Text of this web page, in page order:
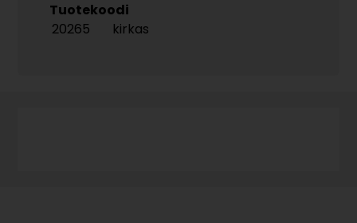
Tuotekoodi
20265
kirkas